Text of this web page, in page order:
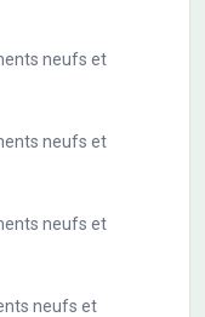
neufs et
neufs et
neufs et
neufs et